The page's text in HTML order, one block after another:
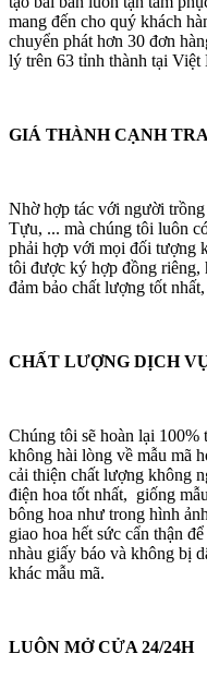
mang đến cho quý khách
chuyển phát hơn 30 đơn
lý trên 63 tỉnh thành tại Việt
GIÁ THÀNH CẠNH
Nhờ hợp tác với người
Tựu, ... mà chúng tôi luôn
phải hợp với mọi đối tượng
tôi được ký hợp đồng riêng,
đảm bảo chất lượng tốt
CHẤT LƯỢNG DỊCH
Chúng tôi sẽ hoàn lại 100%
không hài lòng về mẫu mã
cải thiện chất lượng không
điện hoa tốt nhất, giống
bông hoa như trong hình
giao hoa hết sức cẩn thận
nhàu giấy báo và không bị
khác mẫu mã.
LUÔN MỞ CỬA 24/24H